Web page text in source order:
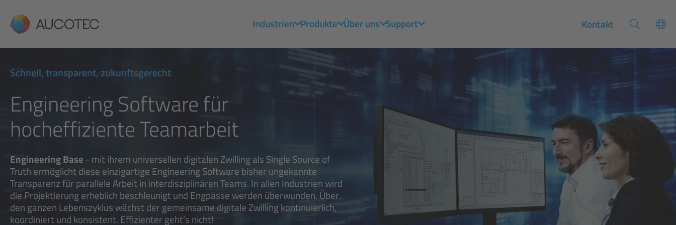
AUCOTEC Industrien Produkte Über uns Support Kontakt
Schnell, transparent, zukunftsgerecht
Engineering Software für
hocheffiziente Teamarbeit
Engineering Base - mit ihrem universellen digitalen Zwilling als Single Source of
Truth ermöglicht diese einzigartige Engineering Software bisher ungekannte
Transparenz für parallele Arbeit in interdisziplinären Teams. In allen Industrien wird
die Projektierung erheblich beschleunigt und Engpässe werden überwunden. Über
den ganzen Lebenszyklus wächst der gemeinsame digitale Zwilling kontinuierlich,
koordiniert und konsistent. Effizienter geht’s nicht!